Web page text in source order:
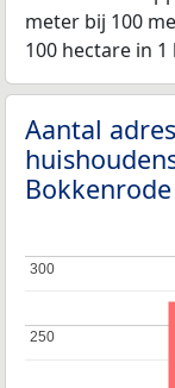
meter bij 100
100 hectare in 1
Aantal
Bokkenrode
250
250
300
300